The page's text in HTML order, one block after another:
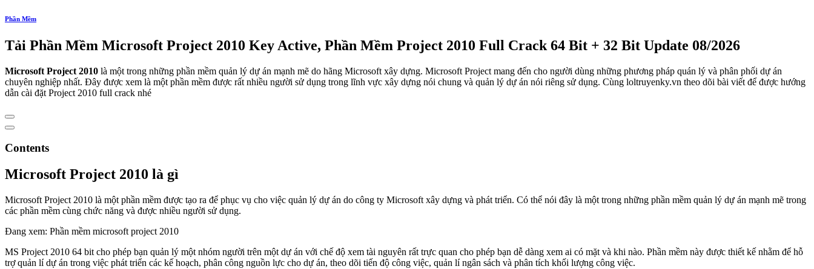
Phần Mềm
Tải Phần Mềm Microsoft Project 2010 Key Active, Phần Mềm Project 2010 Full Crack 64 Bit + 32 Bit Update 08/2026
Microsoft Project 2010 là một trong những phần mềm quản lý dự án mạnh mẽ do hãng Microsoft xây dựng. Microsoft Project mang đến cho người dùng những phương pháp quán lý và phân phối dự án
chuyên nghiệp nhất. Đây được xem là một phần mềm được rất nhiều người sử dụng trong lĩnh vực xây dựng nói chung và quản lý dự án nói riêng sử dụng. Cùng loltruyenky.vn theo dõi bài viết để được hướng
dẫn cài đặt Project 2010 full crack nhé
Contents
Microsoft Project 2010 là gì
Microsoft Project 2010 là một phần mềm được tạo ra để phục vụ cho việc quản lý dự án do công ty Microsoft xây dựng và phát triển. Có thể nói đây là một trong những phần mềm quản lý dự án mạnh mẽ trong
các phần mềm cùng chức năng và được nhiều người sử dụng.
Đang xem: Phần mềm microsoft project 2010
MS Project 2010 64 bit cho phép bạn quản lý một nhóm người trên một dự án với chế độ xem tài nguyên rất trực quan cho phép bạn dễ dàng xem ai có mặt và khi nào. Phần mềm này được thiết kế nhằm để hỗ
trợ quản lí dự án trong việc phát triển các kế hoạch, phân công nguồn lực cho dự án, theo dõi tiến độ công việc, quản lí ngân sách và phân tích khối lượng công việc.